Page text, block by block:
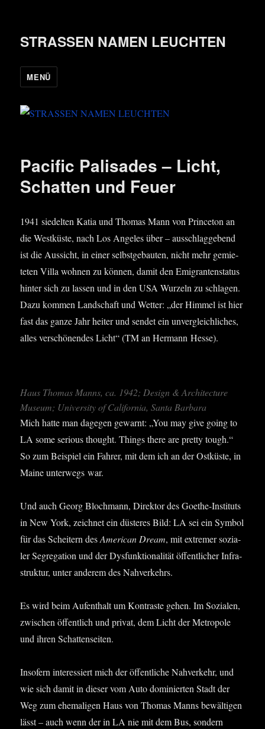
STRASSEN NAMEN LEUCHTEN
MENÜ
Pacific Palisades – Licht,
Schatten und Feuer
1941 sie­del­ten Katia und Tho­mas Mann von Prince­ton an
die West­küs­te, nach Los Ange­les über – aus­schlag­ge­bend
ist die Aus­sicht, in einer selbst­ge­bau­ten, nicht mehr gemie­
te­ten Vil­la woh­nen zu kön­nen, damit den Emi­gran­ten­sta­tus
hin­ter sich zu las­sen und in den USA Wur­zeln zu schla­gen.
Dazu kom­men Land­schaft und Wet­ter: „der Him­mel ist hier
fast das gan­ze Jahr hei­ter und sen­det ein unver­gleich­li­ches,
alles ver­schö­nen­des Licht“ (TM an Her­mann Hesse).
Haus Tho­mas Manns, ca. 1942; Design & Archi­tec­tu­re
Muse­um; Uni­ver­si­ty of Cali­for­nia, San­ta Barbara
Mich hat­te man dage­gen gewarnt: „You may give going to
LA some serious thought. Things the­re are pret­ty tough.“
So zum Bei­spiel ein Fah­rer, mit dem ich an der Ost­küs­te, in
Maine unter­wegs war.
Und auch Georg Bloch­mann, Direk­tor des Goe­the-Insti­tuts
in New York, zeich­net ein düs­te­res Bild: LA sei ein Sym­bol
für das Schei­tern desAme­ri­can Dream, mit extre­mer sozia­
ler Segre­ga­ti­on und der Dys­funk­tio­na­li­tät öffent­li­cher Infra­
struk­tur, unter ande­rem des Nahverkehrs.
Es wird beim Auf­ent­halt um Kon­tras­te gehen. Im Sozia­len,
zwi­schen öffent­lich und pri­vat, dem Licht der Metro­po­le
und ihren Schattenseiten.
Inso­fern inter­es­siert mich der öffent­li­che Nah­ver­kehr, und
wie sich damit in die­ser vom Auto domi­nier­ten Stadt der
Weg zum ehe­ma­li­gen Haus von Tho­mas Manns bewäl­ti­gen
lässt – auch wenn der in LA nie mit dem Bus, son­dern